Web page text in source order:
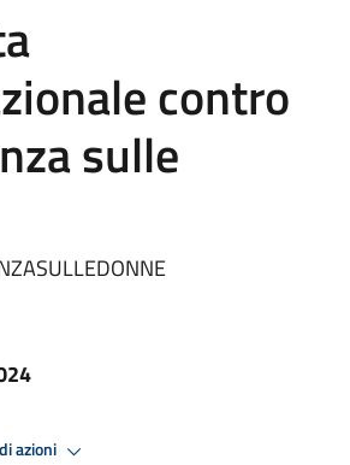
contro
sulle
azioni